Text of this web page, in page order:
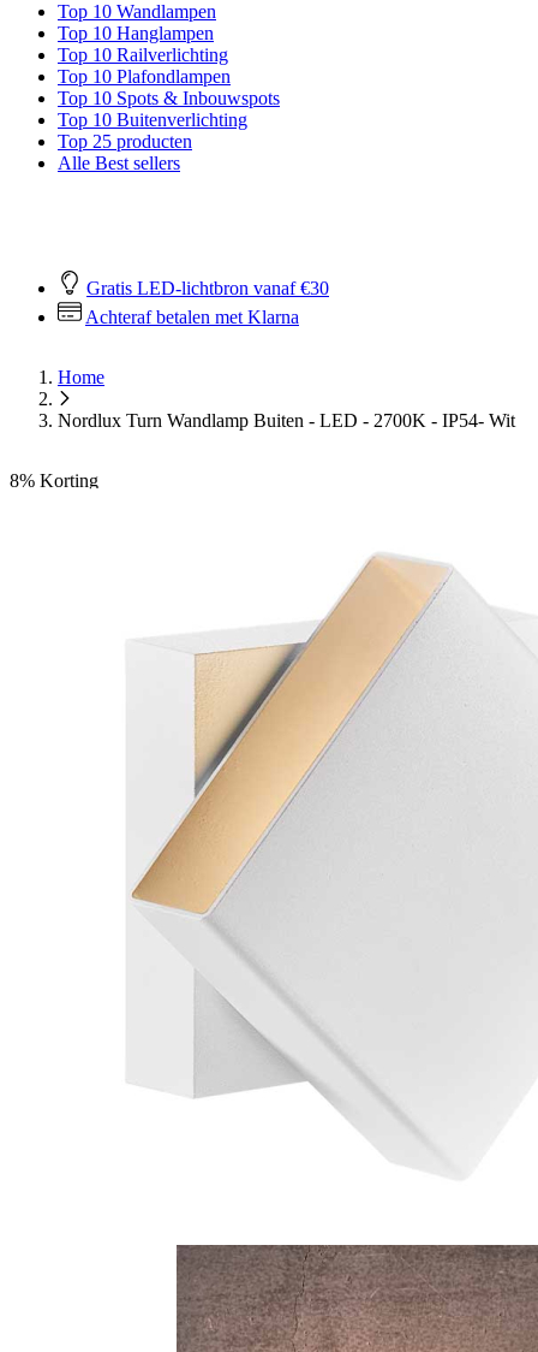
Top 10 Wandlampen
Top 10 Hanglampen
Top 10 Railverlichting
Top 10 Plafondlampen
Top 10 Spots & Inbouwspots
Top 10 Buitenverlichting
Top 25 producten
Alle Best sellers
Gratis LED-lichtbron vanaf €30
Achteraf betalen met Klarna
Home
Nordlux Turn Wandlamp Buiten - LED - 2700K - IP54- Wit
8% Korting